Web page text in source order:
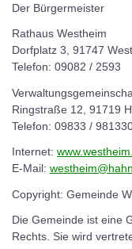
Der Bürgermeister
Rathaus Westheim
Dorfplatz 3, 91747
Telefon: 09082 / 2593
Ringstraße 12, 91719
Telefon: 09833 /
Internet:
E-Mail:
Copyright: Gemeinde
Die Gemeinde ist eine
Rechts. Sie wird